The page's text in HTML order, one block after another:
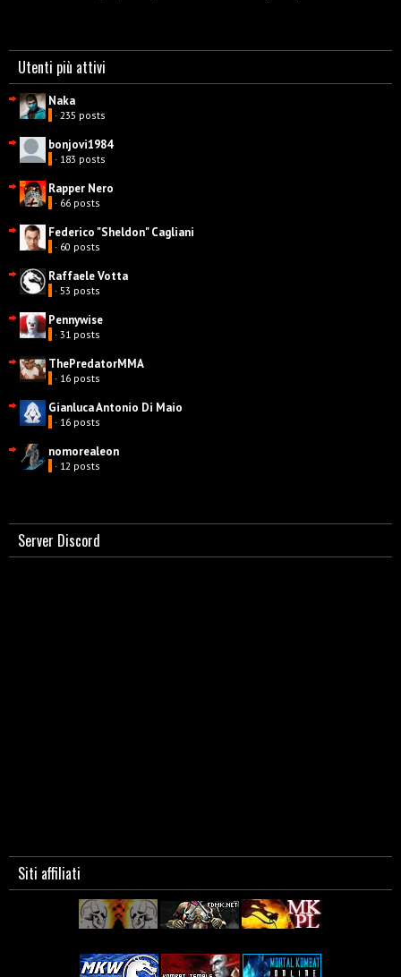
Utenti più attivi
Naka
· 235 posts
bonjovi1984
· 183 posts
Rapper Nero
· 66 posts
Federico "Sheldon" Cagliani
· 60 posts
Raffaele Votta
· 53 posts
Pennywise
· 31 posts
ThePredatorMMA
· 16 posts
Gianluca Antonio Di Maio
· 16 posts
nomorealeon
· 12 posts
Server Discord
Siti affiliati